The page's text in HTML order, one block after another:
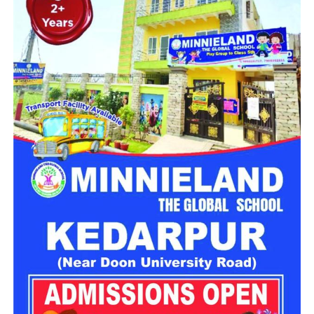
वाले पैदल मार्ग पर चेकिंग और घेराबंदी की। इस दौरान एक व्यक्ति को
संदिग्ध परिस्थितियों में पकड़ा गया।
शराब तस्कर समेत 4 पर कार्रवाई
पूछताछ और तलाशी के दौरान उसके पास से 25 लीटर अवैध कच्ची शराब
बरामद हुई। आरोपी की पहचान 75 वर्षीय सुरेंद्र सिंह, निवासी ग्राम
भृगुधारा, थाना बदरीनाथ के रूप में हुई है।
पुलिस ने बरामद शराब को कब्जे में लेकर आरोपी के खिलाफ थाना बदरीनाथ
में मुकदमा संख्या 10/2026, धारा 60 आबकारी अधिनियम के तहत मामला
दर्ज किया है। मामले में आगे की कानूनी कार्रवाई की जा रही है।
मंदिर परिसर के पास तीन युवकों पर कार्रवाई
इसी अभियान के तहत पुलिस को मंदिर परिसर के नजदीक सार्वजनिक
स्थान पर तीन युवक कथित तौर पर असभ्य और अशोभनीय व्यवहार करते
हुए मिले। पुलिस के अनुसार, तीनों युवक पंजाब के रहने वाले हैं।